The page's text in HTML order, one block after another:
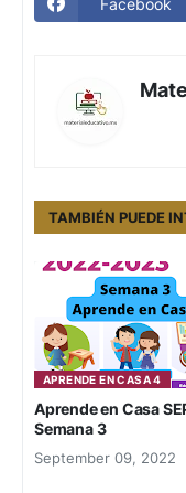
TAMBIÉN PUEDE
APRENDE EN CASA 4
Aprende en Casa
Semana 3
September 09, 2022